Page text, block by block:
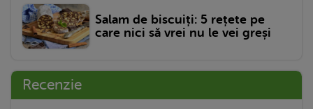
Salam de biscuiți: 5 rețete pe
care nici să vrei nu le vei greși
Recenzie